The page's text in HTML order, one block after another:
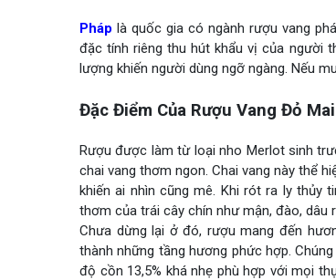
Pháp là quốc gia có ngành rượu vang
đặc tính riêng thu hút khẩu vị của người
lượng khiến người dùng ngỡ ngàng. Nếu
Đặc Điểm Của Rượu Vang Đỏ
Rượu được làm từ loại nho Merlot sinh
chai vang thơm ngon. Chai vang này thể
khiến ai nhìn cũng mê. Khi rót ra ly thủy
thơm của trái cây chín như mận, đào, dâu
Chưa dừng lại ở đó, rượu mang đến
thành những tầng hương phức hợp.
độ cồn 13,5% khá nhẹ phù hợp với mọi